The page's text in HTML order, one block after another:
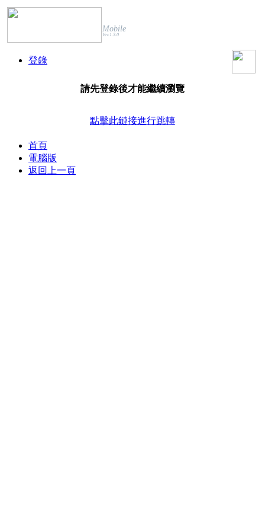
Mobile
Ver.1.3.0
登錄
請先登錄後才能繼續瀏覽
點擊此鏈接進行跳轉
首頁
電腦版
返回上一頁